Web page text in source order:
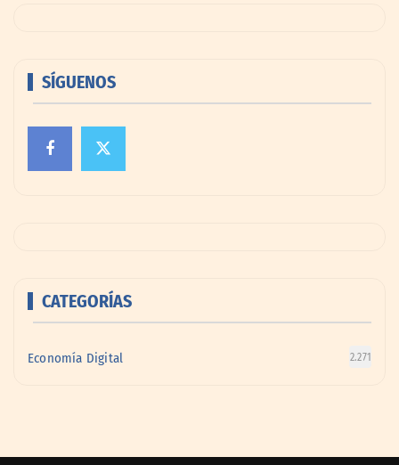
SÍGUENOS
CATEGORÍAS
Economía Digital 2.271